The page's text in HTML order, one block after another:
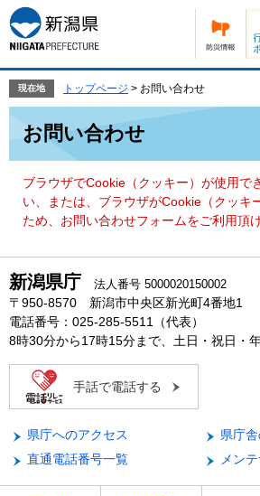
ー
ジ
の
頭
す。
ニ
ュ
ー
飛
て
現在地 トップページ > お問い合わせ
お問い合わせ
ブラウザでCookie（クッキー）が使用で
い、または、ブラウザがCookie（クッキ
ため、お問い合わせフォームをご利用頂
新潟県庁 法人番号 5000020150002
〒950-8570 新潟市中央区新光町4番地1
電話番号：025-285-5511（代表）
8時30分から17時15分まで、土日・祝日・
手話で電話する
県庁へのアクセス
県庁
直通電話番号一覧
メン